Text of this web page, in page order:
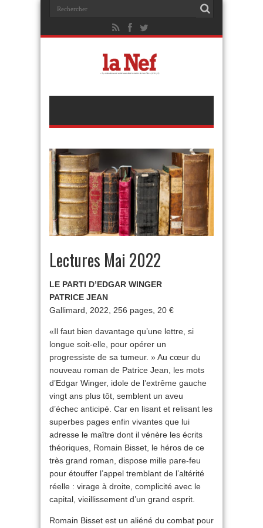
Lectures Mai 2022
LE PARTI D’EDGAR WINGER
PATRICE JEAN
Gallimard, 2022, 256 pages, 20 €
«Il faut bien davantage qu’une lettre, si
longue soit-elle, pour opérer un
progressiste de sa tumeur. » Au cœur du
nouveau roman de Patrice Jean, les mots
d’Edgar Winger, idole de l’extrême gauche
vingt ans plus tôt, semblent un aveu
d’échec anticipé. Car en lisant et relisant les
superbes pages enfin vivantes que lui
adresse le maître dont il vénère les écrits
théoriques, Romain Bisset, le héros de ce
très grand roman, dispose mille pare-feu
pour étouffer l’appel tremblant de l’altérité
réelle : virage à droite, complicité avec le
capital, vieillissement d’un grand esprit.
Romain Bisset est un aliéné du combat pour